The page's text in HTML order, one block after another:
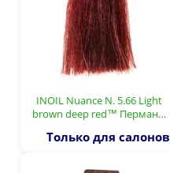
INOIL Nuance N. 5.66 Light
brown deep red™ Перман…
Только для салонов